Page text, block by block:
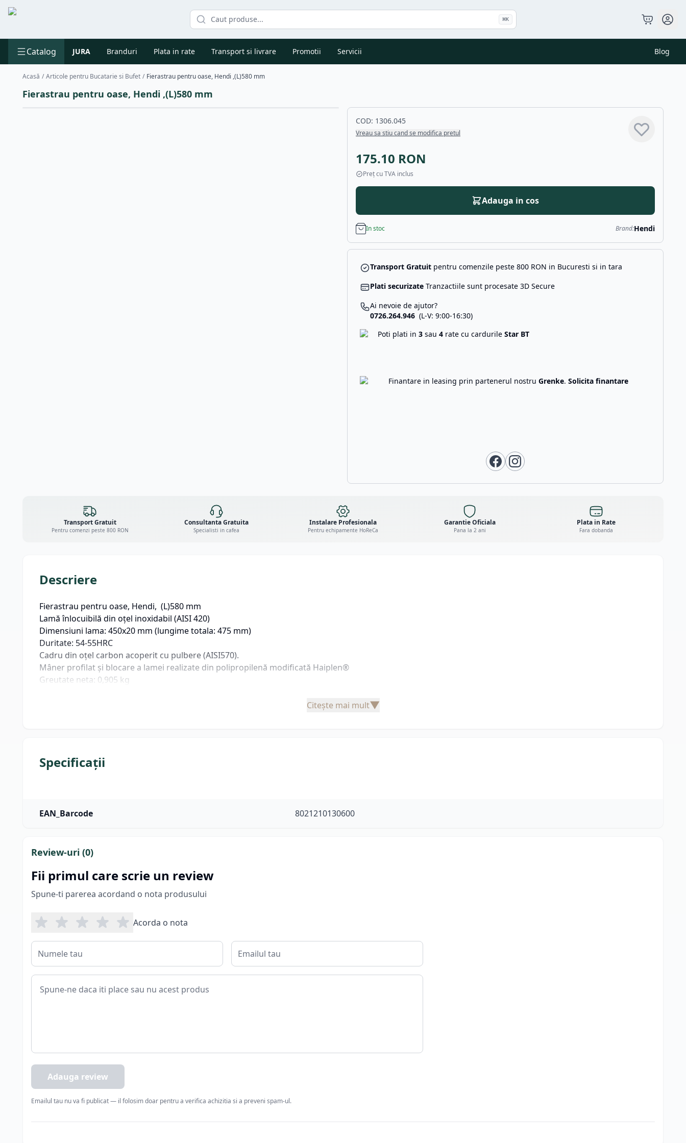
⌘K
Catalog JURA Branduri Plata in rate Transport si livrare Promotii Servicii Blog
Acasă / Articole pentru Bucatarie si Bufet / Fierastrau pentru oase, Hendi ,(L)580 mm
Fierastrau pentru oase, Hendi ,(L)580 mm
COD: 1306.045
Vreau sa stiu cand se modifica pretul
175.10 RON
Preț cu TVA inclus
Adauga in cos
In stoc Brand:Hendi
Transport Gratuit pentru comenzile peste 800 RON in Bucuresti si in tara
Plati securizate Tranzactiile sunt procesate 3D Secure
Ai nevoie de ajutor?
0726.264.946 (L-V: 9:00-16:30)
Poti plati in 3 sau 4 rate cu cardurile Star BT
Finantare in leasing prin partenerul nostru Grenke. Solicita finantare
Transport Gratuit
Pentru comenzi peste 800 RON
Consultanta Gratuita
Specialisti in cafea
Instalare Profesionala
Pentru echipamente HoReCa
Garantie Oficiala
Pana la 2 ani
Plata in Rate
Fara dobanda
Descriere
Fierastrau pentru oase, Hendi, (L)580 mm
Lamă înlocuibilă din oțel inoxidabil (AISI 420)
Dimensiuni lama: 450x20 mm (lungime totala: 475 mm)
Duritate: 54-55HRC
Cadru din oțel carbon acoperit cu pulbere (AISI570).
Mâner profilat și blocare a lamei realizate din polipropilenă modificată Haiplen®
Greutate neta: 0,905 kg
Citește mai mult▼
Specificații
EAN_Barcode 8021210130600
Review-uri (0)
Fii primul care scrie un review
Spune-ti parerea acordand o nota produsului
Acorda o nota
Adauga review
Emailul tau nu va fi publicat — il folosim doar pentru a verifica achizitia si a preveni spam-ul.